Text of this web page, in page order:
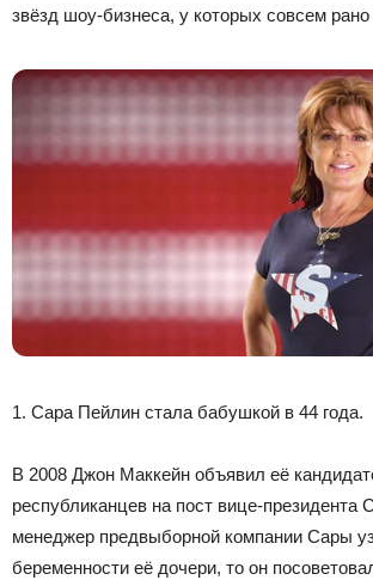
звёзд шоу-бизнеса, у которых совсем рано
1. Сара Пейлин стала бабушкой в 44 года.
В 2008 Джон Маккейн объявил её
республиканцев на пост вице-президента
менеджер предвыборной компании Сары
беременности её дочери, то он